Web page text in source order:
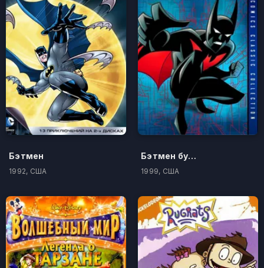
Бэтмен
1992, США
Бэтмен будущего
1999, США